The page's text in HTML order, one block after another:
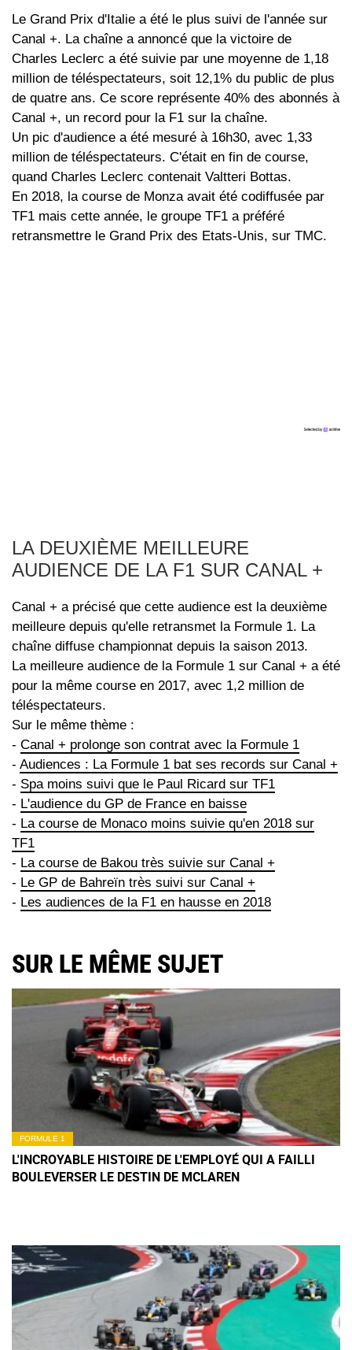
Le Grand Prix d'Italie a été le plus suivi de l'année sur
Canal +. La chaîne a annoncé que la victoire de
Charles Leclerc a été suivie par une moyenne de 1,18
million de téléspectateurs, soit 12,1% du public de plus
de quatre ans. Ce score représente 40% des abonnés à
Canal +, un record pour la F1 sur la chaîne.
Un pic d'audience a été mesuré à 16h30, avec 1,33
million de téléspectateurs. C'était en fin de course,
quand Charles Leclerc contenait Valtteri Bottas.
En 2018, la course de Monza avait été codiffusée par
TF1 mais cette année, le groupe TF1 a préféré
retransmettre le Grand Prix des Etats-Unis, sur TMC.
LA DEUXIÈME MEILLEURE
AUDIENCE DE LA F1 SUR CANAL +
Canal + a précisé que cette audience est la deuxième
meilleure depuis qu'elle retransmet la Formule 1. La
chaîne diffuse championnat depuis la saison 2013.
La meilleure audience de la Formule 1 sur Canal + a été
pour la même course en 2017, avec 1,2 million de
téléspectateurs.
Sur le même thème :
- Canal + prolonge son contrat avec la Formule 1
- Audiences : La Formule 1 bat ses records sur Canal +
- Spa moins suivi que le Paul Ricard sur TF1
- L'audience du GP de France en baisse
- La course de Monaco moins suivie qu'en 2018 sur
TF1
- La course de Bakou très suivie sur Canal +
- Le GP de Bahreïn très suivi sur Canal +
- Les audiences de la F1 en hausse en 2018
SUR LE MÊME SUJET
FORMULE 1
L'INCROYABLE HISTOIRE DE L'EMPLOYÉ QUI A FAILLI
BOULEVERSER LE DESTIN DE MCLAREN